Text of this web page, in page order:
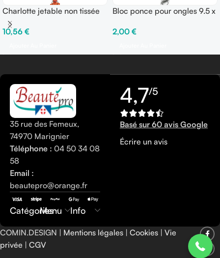
Charlotte jetable non tissée
100 pièces
10,56 €
Bloc ponce pour ongles 9.5 x
2,00 €
35 rue des Femeux,
74970 Marignier
Téléphone : 04 50 34 08
58
Email :
beautepro@orange.fr
Catégories
Menu Info
4,7/5
Basé sur 60 avis Google
Écrire un avis
COMIN.DESIGN | Mentions légales | Cookies | Vie
privée | CGV